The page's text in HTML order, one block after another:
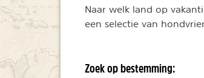
Naar welk land op
een selectie van
Zoek op bestemming: